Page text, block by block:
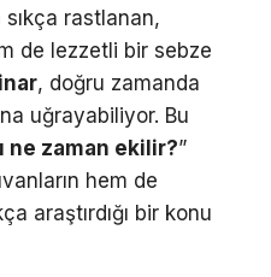
sıkça rastlanan,
de lezzetli bir sebze
, doğru zamanda
uğrayabiliyor. Bu
ne zaman ekilir?”
hem de
araştırdığı bir konu